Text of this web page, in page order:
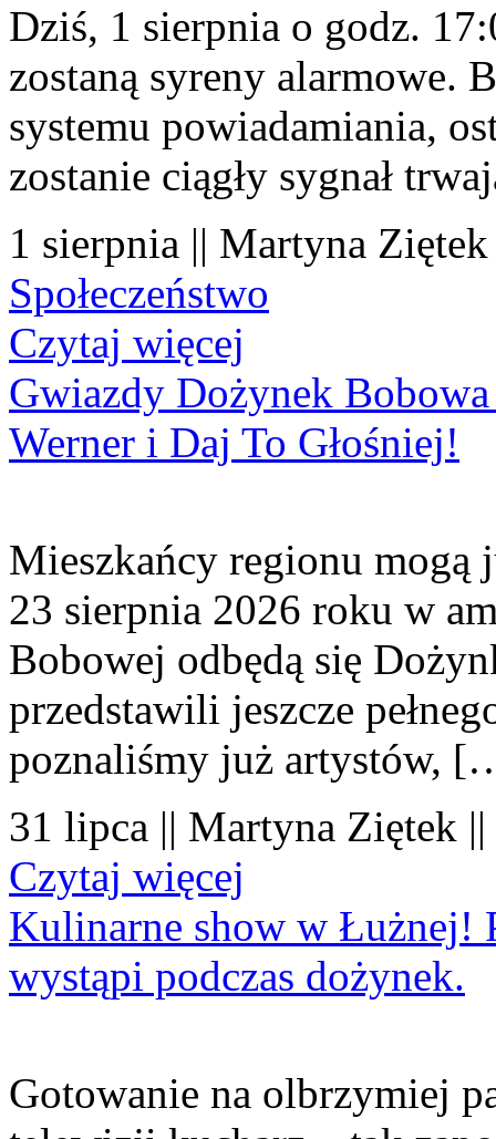
Dziś, 1 sierpnia o godz.
zostaną syreny alarmowe.
systemu powiadamiania,
zostanie ciągły sygnał
1 sierpnia || Martyna
Społeczeństwo
Czytaj więcej
Gwiazdy Dożynek Bobowa
Werner i Daj To Głośniej!
Mieszkańcy regionu mogą
23 sierpnia 2026 roku w
Bobowej odbędą się
przedstawili jeszcze
poznaliśmy już artystów,
31 lipca || Martyna Ziętek
Czytaj więcej
Kulinarne show w Łużnej!
wystąpi podczas dożynek.
Gotowanie na olbrzymiej